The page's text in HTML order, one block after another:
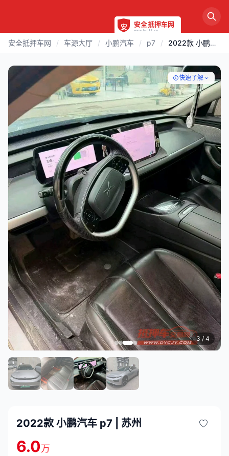
安全抵押车网 / 车源大厅 / 小鹏汽车 / p7 / 2022款 小鹏汽车 p7 | 苏州
快速了解
3 / 4
2022款 小鹏汽车 p7 | 苏州
6.0万